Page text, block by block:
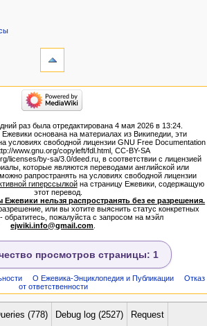
и
раз была отредактирована 4 мая 2026 в 13:24.
основана на материалах из Википедии, эти
условиях свободной лицензии GNU Free Documentation
www.gnu.org/copyleft/fdl.html, CC-BY-SA
licenses/by-sa/3.0/deed.ru, в соответствии с лицензией
которые являются переводами английской или
рапространять на условиях свободной лицензии
гиперссылкойна страницу Ежевики, содержащую
этот перевод.
Ежевики нельзя распространять без ее разрешения.
или вы хотите выяснить статус конкретных
обратитесь, пожалуйста с запросом на мэйл
ejwiki.info@gmail.com
просмотров страницы: 1
О Ежевика-Энциклопедия и Публикации
Отказ
от ответственности
(778) Debug log (2527) Request